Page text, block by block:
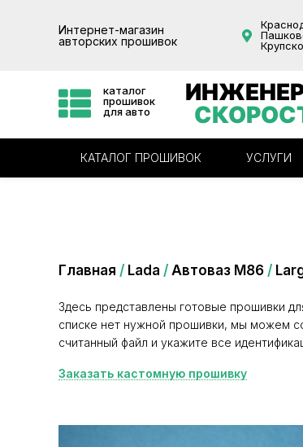
Интернет-магазин
авторских прошивок
каталог
прошивок
для авто
КАТАЛОГ ПРОШИВОК УСЛУГИ
Главная / Lada / Автоваз М86 /
Здесь представлены готовые прошивки
списке нет нужной прошивки, мы можем
считанный файл и укажите все
Заказать кастомную прошивку